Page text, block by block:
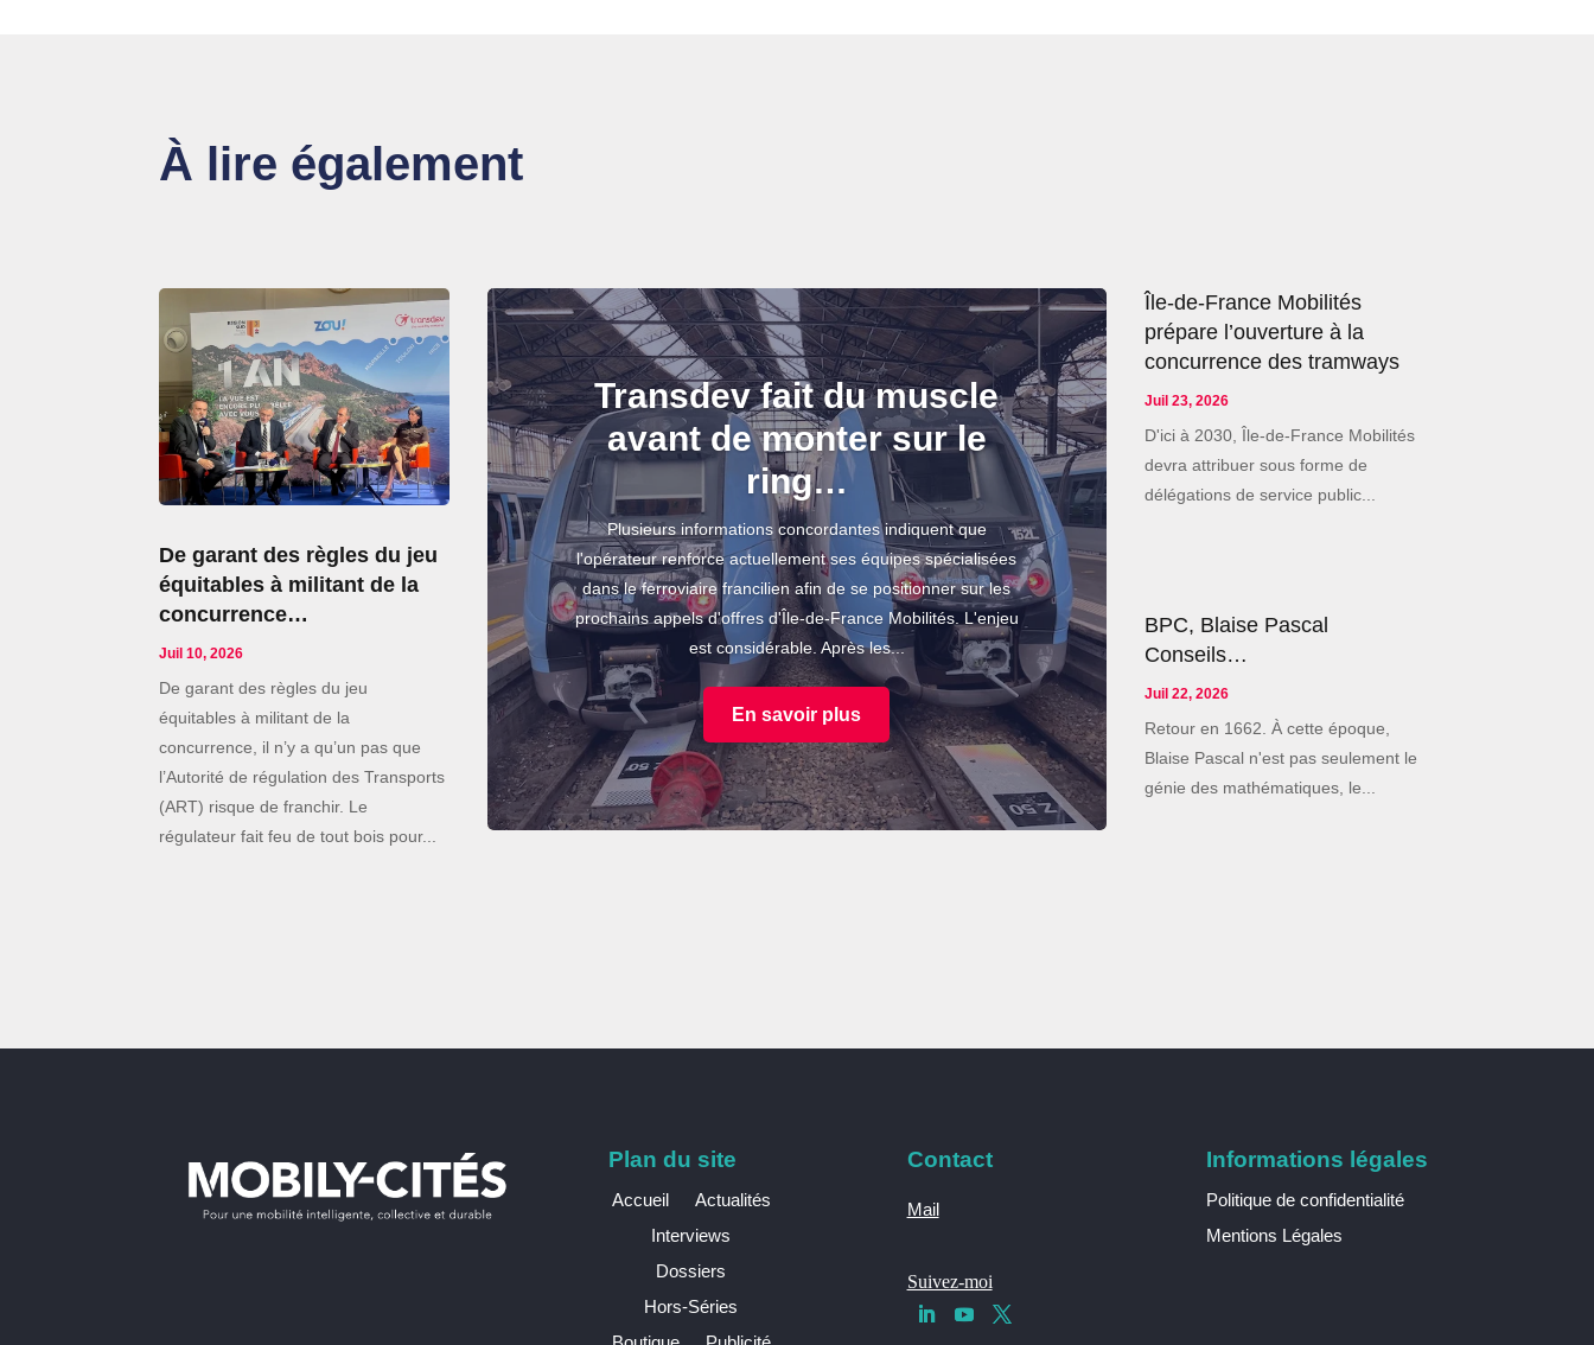
À lire également
De garant des règles du jeu
équitables à militant de la
concurrence…
Juil 10, 2026
De garant des règles du jeu
équitables à militant de la
concurrence, il n’y a qu’un pas que
l’Autorité de régulation des Transports
(ART) risque de franchir. Le
régulateur fait feu de tout bois pour...
Transdev fait du muscle
avant de monter sur le
ring…
Plusieurs informations concordantes indiquent que
l'opérateur renforce actuellement ses équipes spécialisées
dans le ferroviaire francilien afin de se positionner sur les
prochains appels d'offres d'Île-de-France Mobilités. L'enjeu
est considérable. Après les...
En savoir plus
Île-de-France Mobilités
prépare l’ouverture à la
concurrence des tramways
Juil 23, 2026
D'ici à 2030, Île-de-France Mobilités
devra attribuer sous forme de
délégations de service public...
BPC, Blaise Pascal
Conseils…
Juil 22, 2026
Retour en 1662. À cette époque,
Blaise Pascal n'est pas seulement le
génie des mathématiques, le...
Plan du site
Accueil
Actualités
Interviews
Dossiers
Hors-Séries
Contact
Mail
Suivez-moi
Informations légales
Politique de confidentialité
Mentions Légales